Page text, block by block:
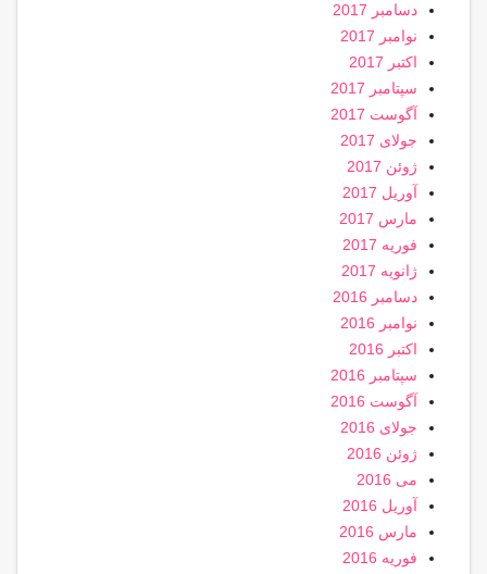
دسامبر 2017
نوامبر 2017
اکتبر 2017
سپتامبر 2017
آگوست 2017
جولای 2017
ژوئن 2017
آوریل 2017
مارس 2017
فوریه 2017
ژانویه 2017
دسامبر 2016
نوامبر 2016
اکتبر 2016
سپتامبر 2016
آگوست 2016
جولای 2016
ژوئن 2016
می 2016
آوریل 2016
مارس 2016
فوریه 2016